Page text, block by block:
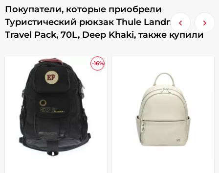
Покупатели, которые приобрели
Туристический рюкзак Thule Landmark
Travel Pack, 70L, Deep Khaki, также купили
-16%